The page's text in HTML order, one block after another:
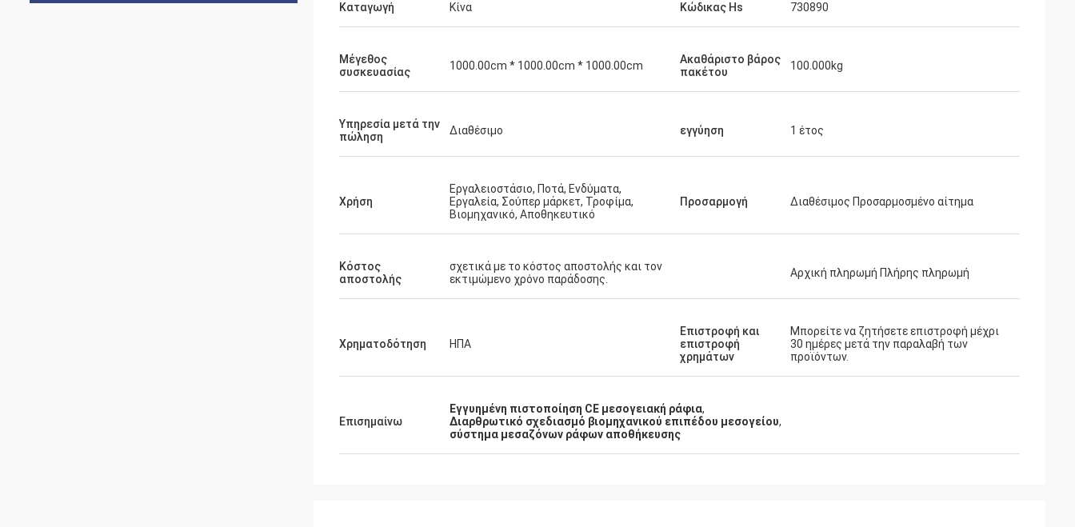
Καταγωγή Κίνα Κώδικας Hs 730890
Μέγεθος
συσκευασίας
1000.00cm * 1000.00cm * 1000.00cm
Ακαθάριστο βάρος
πακέτου
100.000kg
Υπηρεσία μετά την
πώληση
Διαθέσιμο εγγύηση 1 έτος
Χρήση
Εργαλειοστάσιο, Ποτά, Ενδύματα,
Εργαλεία, Σούπερ μάρκετ, Τροφίμα,
Βιομηχανικό, Αποθηκευτικό
Προσαρμογή Διαθέσιμος Προσαρμοσμένο αίτημα
Κόστος
αποστολής
σχετικά με το κόστος αποστολής και τον
εκτιμώμενο χρόνο παράδοσης.
Αρχική πληρωμή Πλήρης πληρωμή
Χρηματοδότηση ΗΠΑ
Επιστροφή και
επιστροφή
χρημάτων
Μπορείτε να ζητήσετε επιστροφή μέχρι
30 ημέρες μετά την παραλαβή των
προϊόντων.
Επισημαίνω
Εγγυημένη πιστοποίηση CE μεσογειακή ράφια,
Διαρθρωτικό σχεδιασμό βιομηχανικού επιπέδου μεσογείου,
σύστημα μεσαζόνων ράφων αποθήκευσης